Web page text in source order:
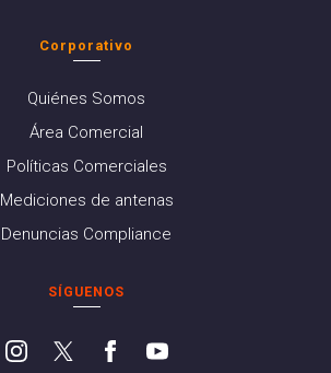
Corporativo
Quiénes Somos
Área Comercial
Políticas Comerciales
Mediciones de antenas
Denuncias Compliance
SÍGUENOS